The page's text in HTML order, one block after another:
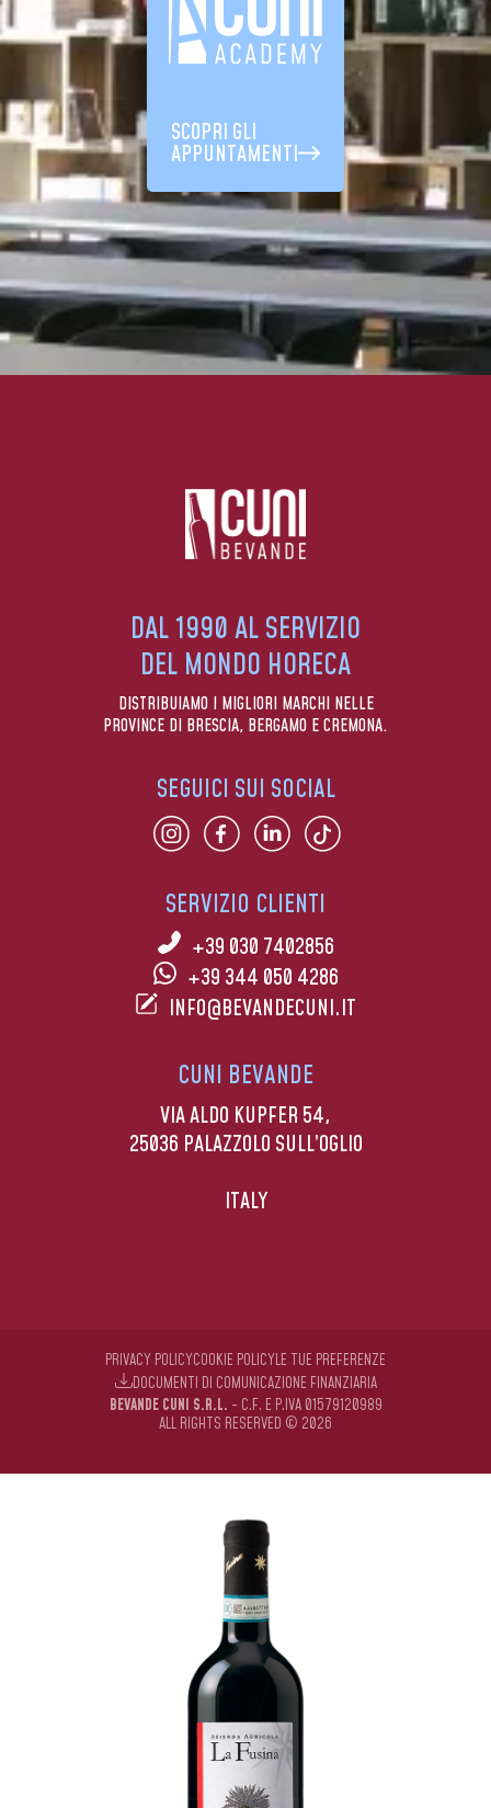
SCOPRI GLI
APPUNTAMENTI
DAL 1990 AL SERVIZIO
DEL MONDO HORECA
DISTRIBUIAMO I MIGLIORI MARCHI NELLE
PROVINCE DI BRESCIA, BERGAMO E CREMONA.
SERVIZIO CLIENTI
+39 030 7402856
+39 344 050 4286
INFO@BEVANDECUNI.IT
CUNI BEVANDE
VIA ALDO KUPFER 54,
25036 PALAZZOLO SULL’OGLIO
ITALY
SEGUICI SUI SOCIAL
BEVANDE CUNI S.R.L. - C.F. E P.IVA 01579120989
ALL RIGHTS RESERVED © 2026
PRIVACY POLICYCOOKIE POLICYLE TUE PREFERENZE
DOCUMENTI DI COMUNICAZIONE FINANZIARIA